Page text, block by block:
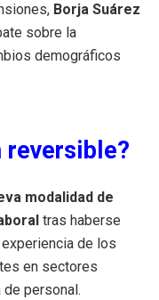
Borja Suárez
sobre la
demográficos
reversible?
modalidad de
tras haberse
de los
en sectores
personal.